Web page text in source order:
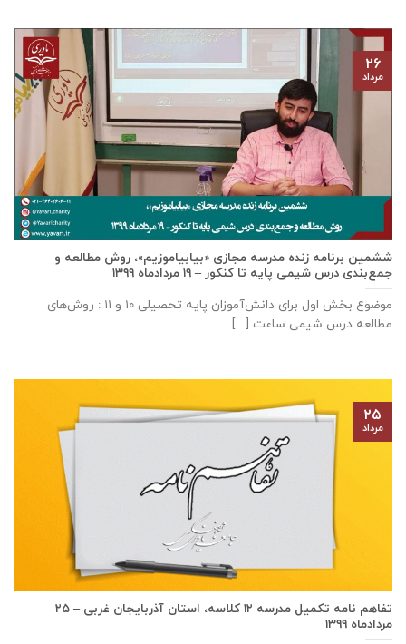
ششمین برنامه زنده مدرسه مجازی «بیابیاموزیم»، روش مطالعه و
جمع‌بندی درس شیمی پایه تا کنکور – ۱۹ مردادماه ۱۳۹۹
موضوع بخش اول برای دانش‌آموزان پایه تحصیلی ۱۰ و ۱۱ : روش‌های
مطالعه درس شیمی ساعت [...]
۲۶
مرداد
تفاهم نامه تكميل مدرسه ۱۲ كلاسه، استان آذربايجان غربی – ۲۵
مردادماه ۱۳۹۹
۲۵
مرداد